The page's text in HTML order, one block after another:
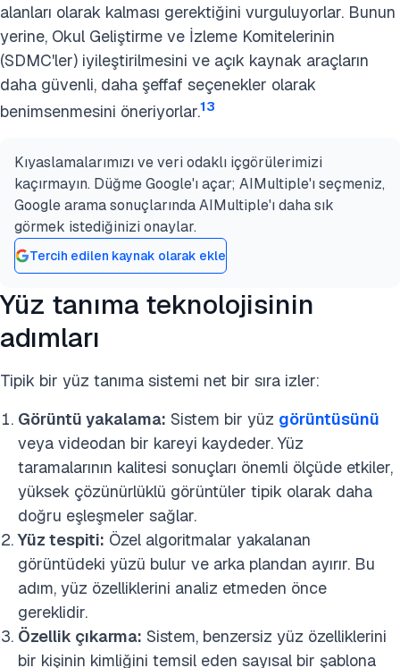
alanları olarak kalması gerektiğini vurguluyorlar. Bunun
yerine, Okul Geliştirme ve İzleme Komitelerinin
(SDMC'ler) iyileştirilmesini ve açık kaynak araçların
daha güvenli, daha şeffaf seçenekler olarak
benimsenmesini öneriyorlar.13
Kıyaslamalarımızı ve veri odaklı içgörülerimizi
kaçırmayın. Düğme Google'ı açar; AIMultiple'ı seçmeniz,
Google arama sonuçlarında AIMultiple'ı daha sık
görmek istediğinizi onaylar.
Tercih edilen kaynak olarak ekle
Yüz tanıma teknolojisinin
adımları
Tipik bir yüz tanıma sistemi net bir sıra izler:
Görüntü yakalama: Sistem bir yüz görüntüsünü
veya videodan bir kareyi kaydeder. Yüz
taramalarının kalitesi sonuçları önemli ölçüde etkiler,
yüksek çözünürlüklü görüntüler tipik olarak daha
doğru eşleşmeler sağlar.
Yüz tespiti: Özel algoritmalar yakalanan
görüntüdeki yüzü bulur ve arka plandan ayırır. Bu
adım, yüz özelliklerini analiz etmeden önce
gereklidir.
Özellik çıkarma: Sistem, benzersiz yüz özelliklerini
bir kişinin kimliğini temsil eden sayısal bir şablona